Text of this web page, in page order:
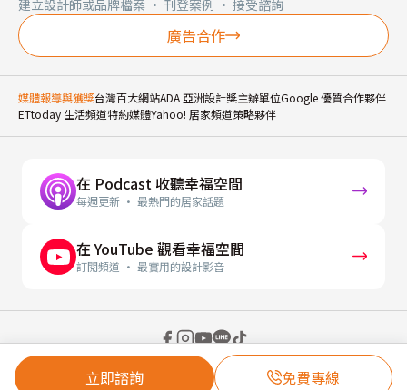
立即諮詢 免費專線
建立設計師或品牌檔案 · 刊登案例 · 接受諮詢
廣告合作
媒體報導與獲獎台灣百大網站ADA 亞洲設計獎主辦單位Google 優質合作夥伴
ETtoday 生活頻道特約媒體Yahoo! 居家頻道策略夥伴
在 Podcast 收聽幸福空間
每週更新 · 最熱門的居家話題
在 YouTube 觀看幸福空間
訂閱頻道 · 最實用的設計影音
© 2026 幸福空間 Gorgeous Space Co., Ltd.